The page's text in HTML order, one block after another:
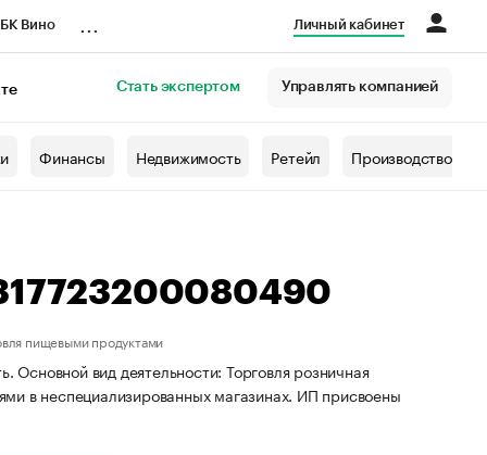
Вино Личный кабинет
Стать экспертом Управлять компанией
Финансы Недвижимость Ретейл Производство
пищевыми продуктами
вид деятельности: Торговля розничная
в неспециализированных магазинах. ИП присвоены